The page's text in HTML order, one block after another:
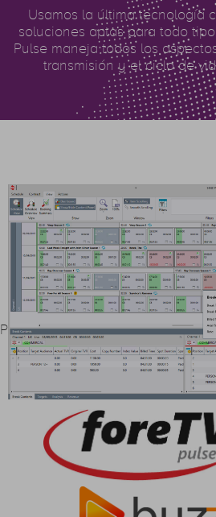
Usamos la última tecnología
soluciones aptas para todo
Pulse maneja todos los
transmisión y el ciclo de
Proporcionamos aplicaciones de
manera eficiente e integra
organizaciones que requieren
para el manejo de su